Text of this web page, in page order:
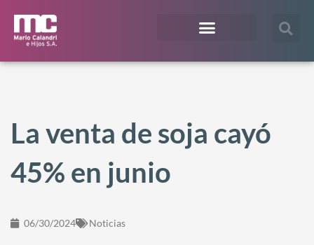
La venta de soja cayó
45% en junio
06/30/2024 Noticias